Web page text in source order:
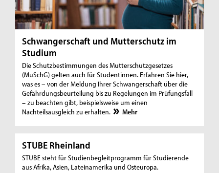
Schwangerschaft und Mutterschutz im
Studium
Die Schutzbestimmungen des Mutterschutzgesetzes
(MuSchG) gelten auch für Studentinnen. Erfahren Sie hier,
was es – von der Meldung Ihrer Schwangerschaft über die
Gefährdungsbeurteilung bis zu Regelungen im Prüfungsfall
– zu beachten gibt, beispielsweise um einen
Nachteilsausgleich zu erhalten.
Mehr
STUBE Rheinland
STUBE steht für Studienbegleitprogramm für Studierende
aus Afrika, Asien, Lateinamerika und Osteuropa.